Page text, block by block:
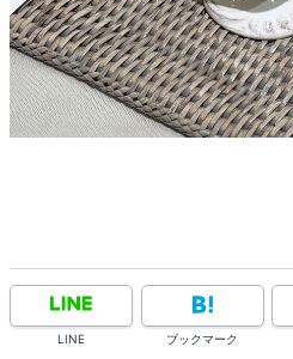
LINE ブックマーク